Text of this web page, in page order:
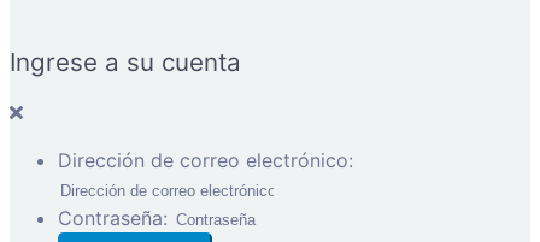
Ingrese a su cuenta
Dirección de correo electrónico:
Contraseña: